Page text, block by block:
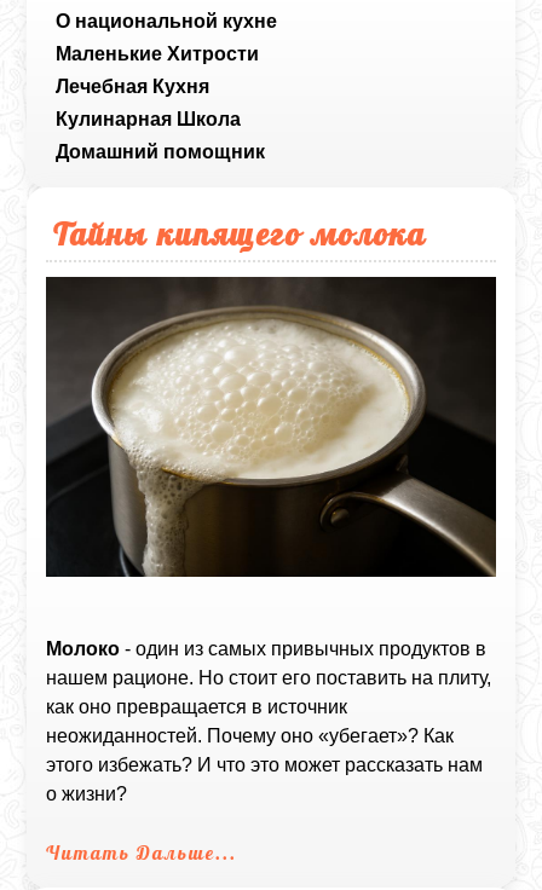
О национальной кухне
Маленькие Хитрости
Лечебная Кухня
Кулинарная Школа
Домашний помощник
Тайны кипящего молока
Молоко - один из самых привычных продуктов в
нашем рационе. Но стоит его поставить на плиту,
как оно превращается в источник
неожиданностей. Почему оно «убегает»? Как
этого избежать? И что это может рассказать нам
о жизни?
Читать Дальше...